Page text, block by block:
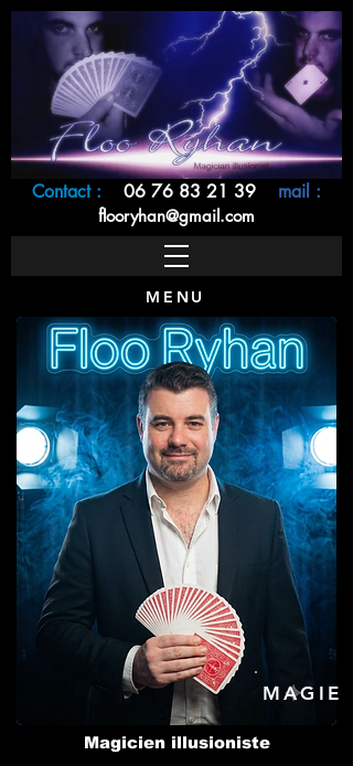
Contact : 06 76 83 21 39 mail :
flooryhan@gmail.com
Magicien illusioniste
MENU
MAGIE